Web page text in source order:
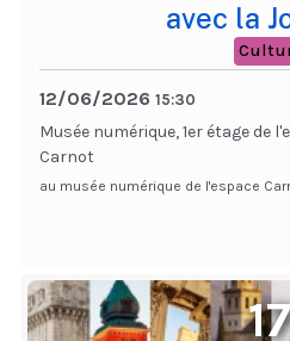
avec la
12/06/2026 15:30
Musée numérique, 1er étage de
Carnot
au musée numérique de l'espace
17